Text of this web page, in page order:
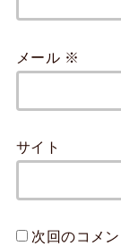
メール ※
サイト
次回のコメ